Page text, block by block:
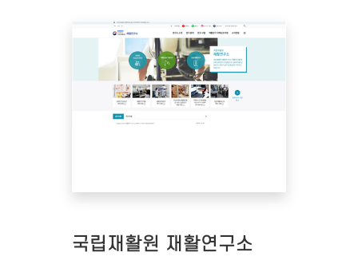
국립재활원 재활연구소